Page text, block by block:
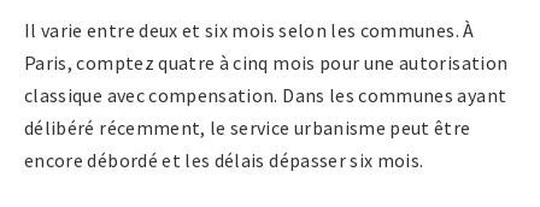
Il varie entre deux et six mois selon les communes. À
Paris, comptez quatre à cinq mois pour une autorisation
classique avec compensation. Dans les communes ayant
délibéré récemment, le service urbanisme peut être
encore débordé et les délais dépasser six mois.